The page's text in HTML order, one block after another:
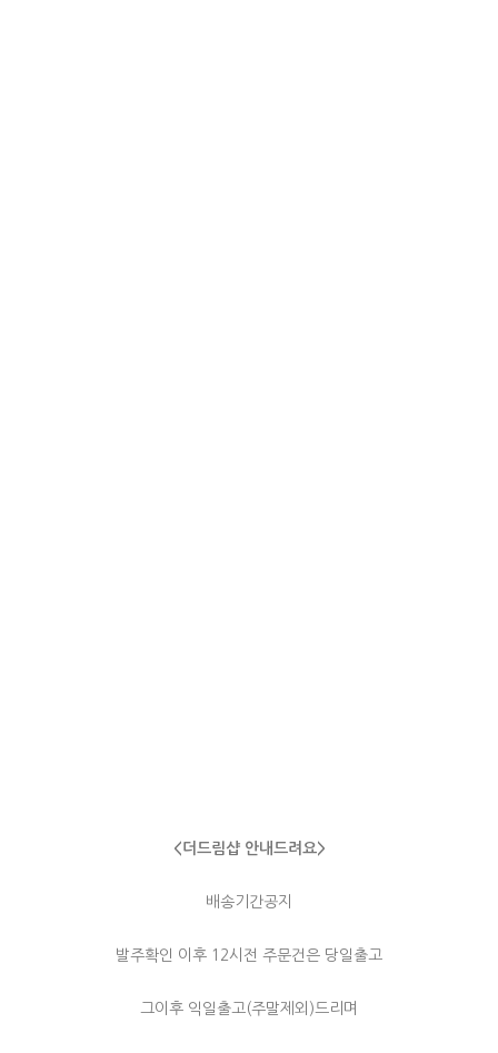
<더드림샵 안내드려요>
배송기간공지
발주확인 이후 12시전 주문건은 당일출고
그이후 익일출고(주말제외)드리며